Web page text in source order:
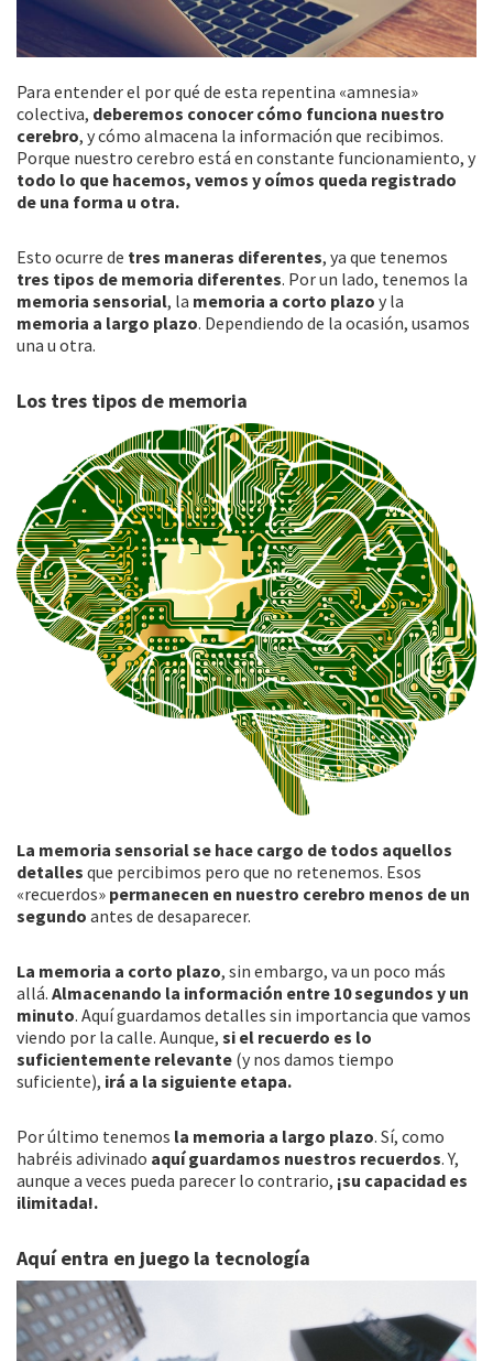
Para entender el por qué de esta repentina «amnesia»
colectiva, deberemos conocer cómo funciona nuestro
cerebro, y cómo almacena la información que recibimos.
Porque nuestro cerebro está en constante funcionamiento, y
todo lo que hacemos, vemos y oímos queda registrado
de una forma u otra.
Esto ocurre de tres maneras diferentes, ya que tenemos
tres tipos de memoria diferentes. Por un lado, tenemos la
memoria sensorial, la memoria a corto plazo y la
memoria a largo plazo. Dependiendo de la ocasión, usamos
una u otra.
Los tres tipos de memoria
La memoria sensorial se hace cargo de todos aquellos
detalles que percibimos pero que no retenemos. Esos
«recuerdos» permanecen en nuestro cerebro menos de un
segundo antes de desaparecer.
La memoria a corto plazo, sin embargo, va un poco más
allá. Almacenando la información entre 10 segundos y un
minuto. Aquí guardamos detalles sin importancia que vamos
viendo por la calle. Aunque, si el recuerdo es lo
suficientemente relevante (y nos damos tiempo
suficiente), irá a la siguiente etapa.
Por último tenemos la memoria a largo plazo. Sí, como
habréis adivinado aquí guardamos nuestros recuerdos. Y,
aunque a veces pueda parecer lo contrario, ¡su capacidad es
ilimitada!.
Aquí entra en juego la tecnología